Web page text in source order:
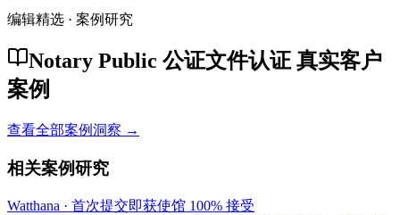
编辑精选 · 案例研究
Notary Public 公证文件认证 真实客户
案例
查看全部案例洞察 →
相关案例研究
Watthana · 首次提交即获使馆 100% 接受